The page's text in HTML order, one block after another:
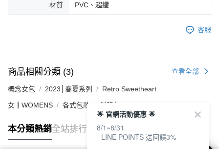
材質 PVC、超纖
客服
商品相關分類 (3) 查看全部
概念女包 2023│春夏系列 Retro Sweetheart
女┃WOMENS 各式包款 斜背包
本分類熱銷全站排行
🌟 官網活動優惠 🌟
8/1~8/31
- LINE POINTS 送回饋3%